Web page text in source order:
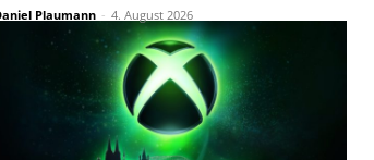
Plaumann - 4. August 2026